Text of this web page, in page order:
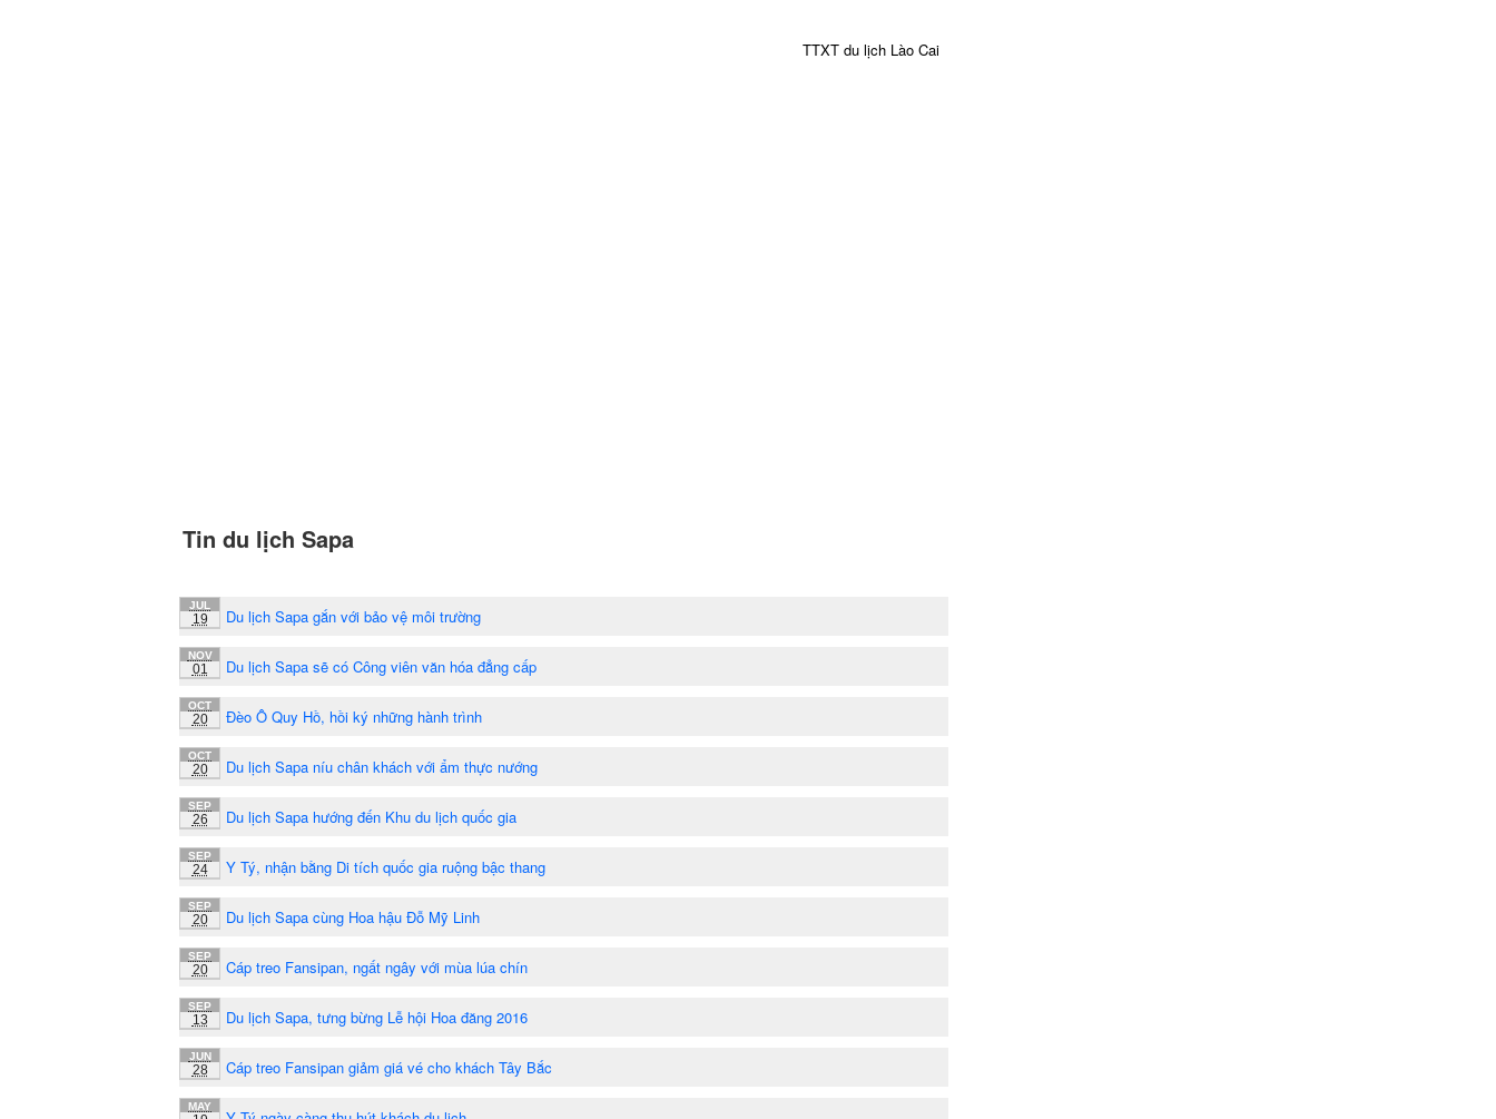
TTXT du lịch Lào Cai
Tin du lịch Sapa
JUL
19 Du lịch Sapa gắn với bảo vệ môi trường
NOV
01 Du lịch Sapa sẽ có Công viên văn hóa đẳng cấp
OCT
20 Đèo Ô Quy Hồ, hồi ký những hành trình
OCT
20 Du lịch Sapa níu chân khách với ẩm thực nướng
SEP
26 Du lịch Sapa hướng đến Khu du lịch quốc gia
SEP
24 Y Tý, nhận bằng Di tích quốc gia ruộng bậc thang
SEP
20 Du lịch Sapa cùng Hoa hậu Đỗ Mỹ Linh
SEP
20 Cáp treo Fansipan, ngất ngây với mùa lúa chín
SEP
13 Du lịch Sapa, tưng bừng Lễ hội Hoa đăng 2016
JUN
28 Cáp treo Fansipan giảm giá vé cho khách Tây Bắc
MAY